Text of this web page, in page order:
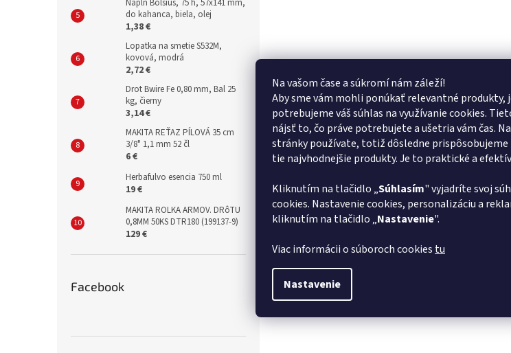
Na vašom čase a súkromí nám záleží!
Aby sme vám mohli ponúkať relevantné produkty,
potrebujeme váš súhlas na využívanie cookies.
nájsť to, čo práve potrebujete a ušetria vám čas.
stránky používate, totiž dôsledne prispôsobujeme
tie najvhodnejšie produkty. Je to praktické a
Kliknutím na tlačidlo „Súhlasím" vyjadríte svoj
cookies. Nastavenie cookies, personalizáciu a
kliknutím na tlačidlo „Nastavenie".
Viac informácii o súboroch cookies tu
Nastavenie
Náplň Bolsius, 75 h, 57x141 mm,
do kahanca, biela, olej
1,38 €
Lopatka na smetie S532M,
kovová, modrá
2,72 €
Drot Bwire Fe 0,80 mm, Bal 25
kg, čierny
3,14 €
MAKITA REŤAZ PÍLOVÁ 35 cm
3/8" 1,1 mm 52 čl
6 €
Herbafulvo esencia 750 ml
19 €
MAKITA ROLKA ARMOV. DRôTU
0,8MM 50KS DTR180 (199137-9)
129 €
Facebook